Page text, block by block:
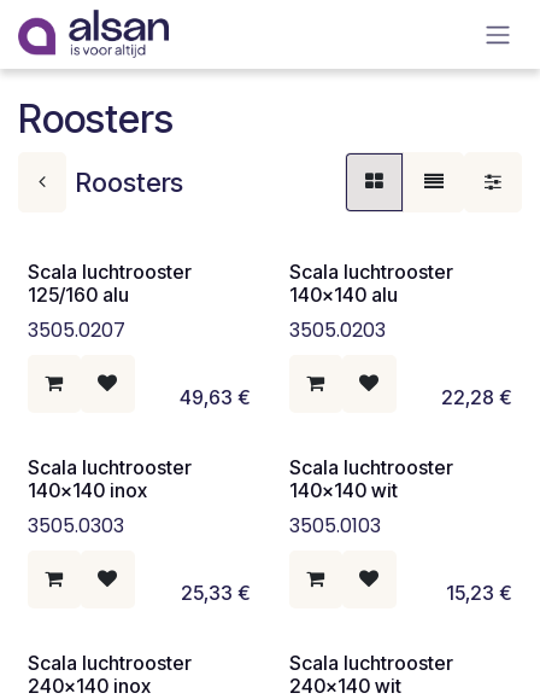
Overslaan naar inhoud
Roosters
Roosters
Scala luchtrooster
125/160 alu
3505.0207
49,63 €
Scala luchtrooster
140x140 alu
3505.0203
22,28 €
Scala luchtrooster
140x140 inox
3505.0303
25,33 €
Scala luchtrooster
140x140 wit
3505.0103
15,23 €
Scala luchtrooster
240x140 inox
Scala luchtrooster
240x140 wit